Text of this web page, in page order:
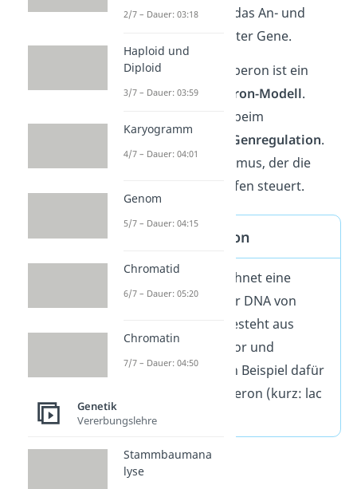
Menge des Zuckers das An- und
Abschalten bestimmter Gene.
Übrigens:
Das lac-Operon ist ein
Beispiel für das
Operon-Modell.
Dieses Schema hilft beim
Nachvollziehen der
Genregulation.
Das ist ein Mechanismus, der die
Produktion von Stoffen steuert.
Definition Operon
Ein Operon bezeichnet eine
Struktureinheit der DNA von
Prokaryoten. Es besteht aus
Promotor, Operator und
Strukturgenen. Ein Beispiel dafür
ist das Lactose Operon (kurz: lac
Operon).
2/7 – Dauer: 03:18
Haploid und
Diploid
3/7 – Dauer: 03:59
Karyogramm
4/7 – Dauer: 04:01
Genom
5/7 – Dauer: 04:15
Chromatid
6/7 – Dauer: 05:20
Chromatin
7/7 – Dauer: 04:50
Genetik
Vererbungslehre
Stammbaumana
lyse